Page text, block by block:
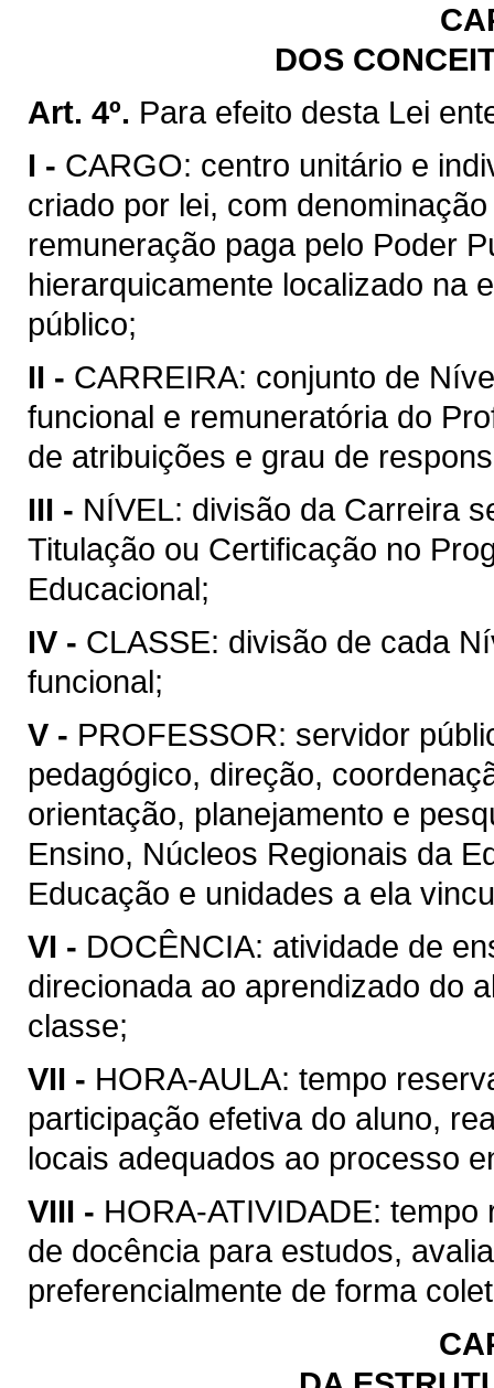
DOS
Art. 4º. Para efeito desta Lei
I - CARGO: centro unitário e
criado por lei, com
remuneração paga pelo Poder
hierarquicamente localizado na
público;
II - CARREIRA: conjunto de
funcional e remuneratória do
de atribuições e grau de
III - NÍVEL: divisão da Carreira
Titulação ou Certificação no
Educacional;
IV - CLASSE: divisão de cada
funcional;
V - PROFESSOR: servidor
pedagógico, direção,
orientação, planejamento e
Ensino, Núcleos Regionais da
Educação e unidades a ela
VI - DOCÊNCIA: atividade de
direcionada ao aprendizado do
classe;
VII - HORA-AULA: tempo
participação efetiva do aluno,
locais adequados ao processo
VIII - HORA-ATIVIDADE:
de docência para estudos,
preferencialmente de forma